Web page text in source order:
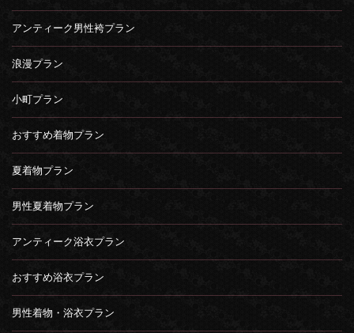
アンティーク男性袴プラン
浪漫プラン
小町プラン
おすすめ着物プラン
夏着物プラン
男性夏着物プラン
アンティーク浴衣プラン
おすすめ浴衣プラン
男性着物・浴衣プラン